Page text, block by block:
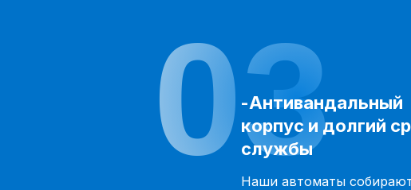
-Антивандальный
корпус и долгий
службы
Наши автоматы
03